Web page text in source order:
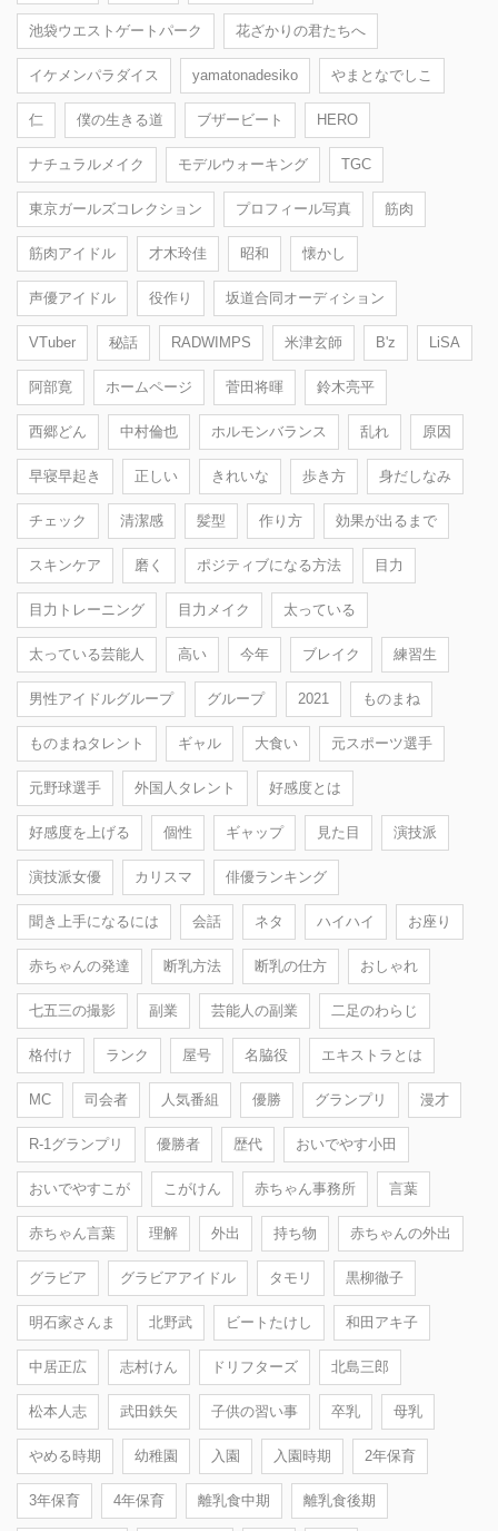
池袋ウエストゲートパーク 花ざかりの君たちへ
イケメンパラダイス yamatonadesiko やまとなでしこ
仁 僕の生きる道 ブザービート HERO
ナチュラルメイク モデルウォーキング TGC
東京ガールズコレクション プロフィール写真 筋肉
筋肉アイドル 才木玲佳 昭和 懐かし
声優アイドル 役作り 坂道合同オーディション
VTuber 秘話 RADWIMPS 米津玄師 B'z LiSA
阿部寛 ホームページ 菅田将暉 鈴木亮平
西郷どん 中村倫也 ホルモンバランス 乱れ 原因
早寝早起き 正しい きれいな 歩き方 身だしなみ
チェック 清潔感 髪型 作り方 効果が出るまで
スキンケア 磨く ポジティブになる方法 目力
目力トレーニング 目力メイク 太っている
太っている芸能人 高い 今年 ブレイク 練習生
男性アイドルグループ グループ 2021 ものまね
ものまねタレント ギャル 大食い 元スポーツ選手
元野球選手 外国人タレント 好感度とは
好感度を上げる 個性 ギャップ 見た目 演技派
演技派女優 カリスマ 俳優ランキング
聞き上手になるには 会話 ネタ ハイハイ お座り
赤ちゃんの発達 断乳方法 断乳の仕方 おしゃれ
七五三の撮影 副業 芸能人の副業 二足のわらじ
格付け ランク 屋号 名脇役 エキストラとは
MC 司会者 人気番組 優勝 グランプリ 漫才
R-1グランプリ 優勝者 歴代 おいでやす小田
おいでやすこが こがけん 赤ちゃん事務所 言葉
赤ちゃん言葉 理解 外出 持ち物 赤ちゃんの外出
グラビア グラビアアイドル タモリ 黒柳徹子
明石家さんま 北野武 ビートたけし 和田アキ子
中居正広 志村けん ドリフターズ 北島三郎
松本人志 武田鉄矢 子供の習い事 卒乳 母乳
やめる時期 幼稚園 入園 入園時期 2年保育
3年保育 4年保育 離乳食中期 離乳食後期